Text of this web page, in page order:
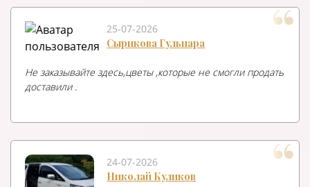
25-07-2026
Сырикова Гульнара
Не заказывайте здесь,цветы ,которые не смогли продать
доставили .
24-07-2026
Николай Куликов